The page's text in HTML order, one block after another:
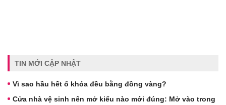
TIN MỚI CẬP NHẬT
Vì sao hầu hết ổ khóa đều bằng đồng vàng?
Cửa nhà vệ sinh nên mở kiểu nào mới đúng: Mở vào trong